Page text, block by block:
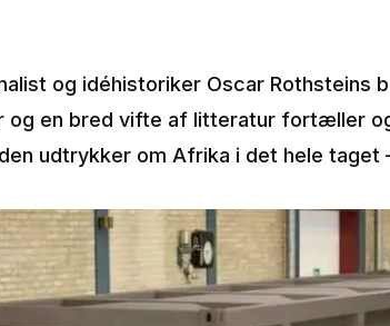
og idéhistoriker Oscar Rothsteins
og en bred vifte af litteratur fortæller
udtrykker om Afrika i det hele taget